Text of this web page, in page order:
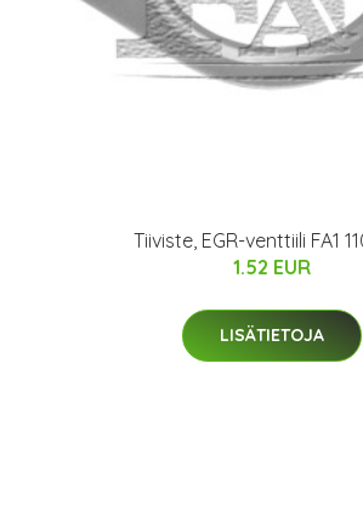
Tiiviste, EGR-venttiili FA1
1.52 EUR
LISÄTIETOJA